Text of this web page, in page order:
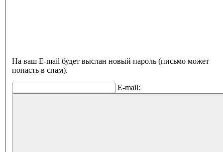
На ваш E-mail будет выслан новый пароль (письмо может
попасть в спам).
E-mail: